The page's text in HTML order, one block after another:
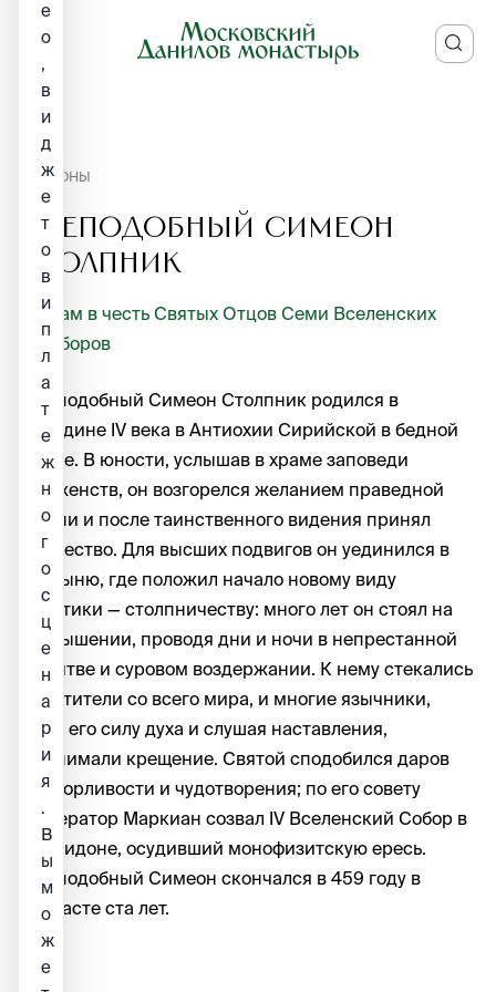
ИКОНЫ
Преподобный Симеон
Столпник
Храм в честь Святых Отцов Семи Вселенских
Соборов
Преподобный Симеон Столпник родился в
середине IV века в Антиохии Сирийской в бедной
семье. В юности, услышав в храме заповеди
Блаженств, он возгорелся желанием праведной
жизни и после таинственного видения принял
иночество. Для высших подвигов он уединился в
пустыню, где положил начало новому виду
аскетики — столпничеству: много лет он стоял на
возвышении, проводя дни и ночи в непрестанной
молитве и суровом воздержании. К нему стекались
посетители со всего мира, и многие язычники,
видя его силу духа и слушая наставления,
принимали крещение. Святой сподобился даров
прозорливости и чудотворения; по его совету
император Маркиан созвал IV Вселенский Собор в
Халкидоне, осудивший монофизитскую ересь.
Преподобный Симеон скончался в 459 году в
возрасте ста лет.
е
о
,
в
и
д
ж
е
т
о
в
и
п
л
а
т
е
ж
н
о
г
о
с
ц
е
н
а
р
и
я
.
В
ы
м
о
ж
е